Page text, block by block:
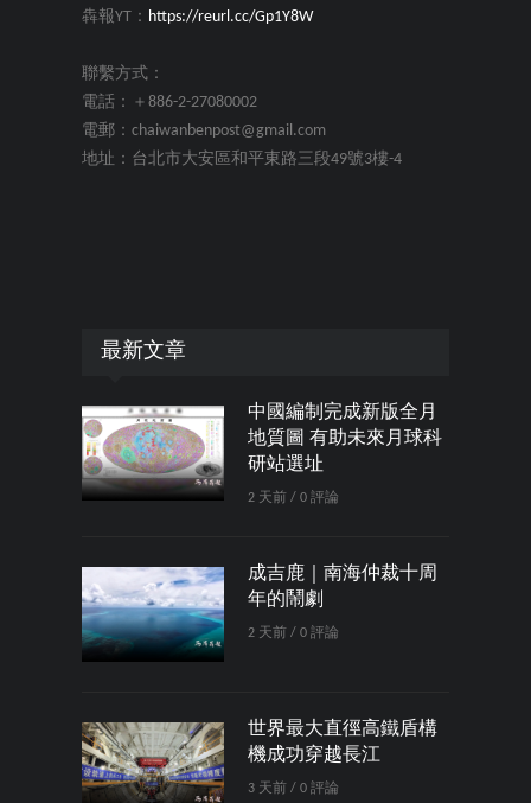
犇報YT： https://reurl.cc/Gp1Y8W
聯繫方式：
電話：＋886-2-27080002
電郵：chaiwanbenpost@gmail.com
地址：台北市大安區和平東路三段49號3樓-4
最新文章
中國編制完成新版全月
地質圖 有助未來月球科
研站選址
2 天前 / 0 評論
成吉鹿｜南海仲裁十周
年的鬧劇
2 天前 / 0 評論
世界最大直徑高鐵盾構
機成功穿越長江
3 天前 / 0 評論